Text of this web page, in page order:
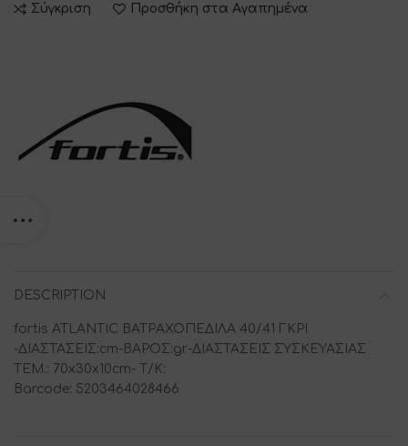
Σύγκριση
Προσθήκη στα Αγαπημένα
DESCRIPTION
fortis ATLANTIC ΒΑΤΡΑΧΟΠΕΔΙΛΑ 40/41 ΓΚΡΙ
-ΔΙΑΣΤΑΣΕΙΣ:cm-ΒΑΡΟΣ:gr-ΔΙΑΣΤΑΣΕΙΣ ΣΥΣΚΕΥΑΣΙΑΣ
ΤΕΜ.: 70x30x10cm- T/K:
Barcode: 5203464028466